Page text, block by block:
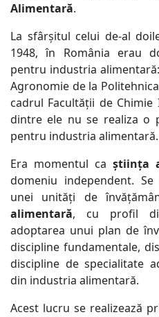
Alimentară.
La sfârșitul celui de-al
1948, în România erau
pentru industria
Agronomie de la
cadrul Facultății de
dintre ele nu se realiza o
pentru industria alimentară.
Era momentul ca știința
domeniu independent. Se
unei unități de
alimentară, cu profil
adoptarea unui plan de
discipline fundamentale,
discipline de specialitate
din industria alimentară.
Acest lucru se realizează